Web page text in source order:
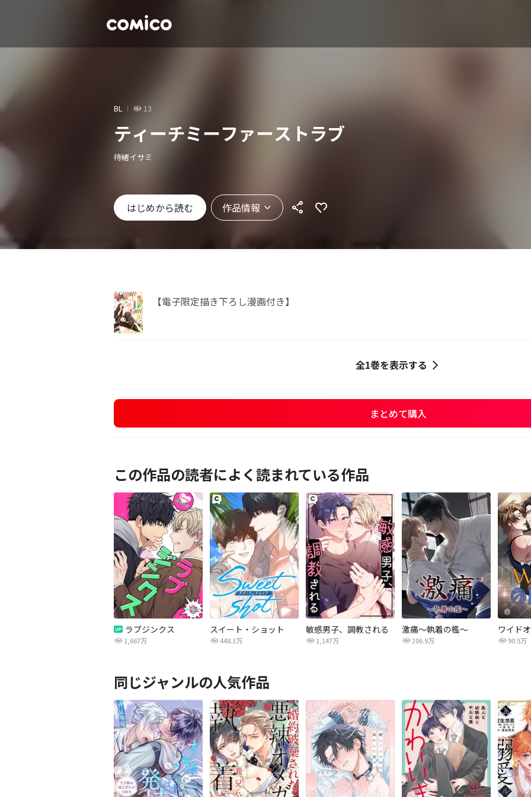
BL 13
ティーチミーファーストラブ
待緒イサミ
はじめから読む 作品情報
【電子限定描き下ろし漫画付き】
全1巻を表示する
まとめて購入
この作品の読者によく読まれている作品
ラブジンクス
1,667万
スイート・ショット
448.3万
敏感男子、調教される
1,147万
激痛～執着の檻～
206.9万 90.5万
同じジャンルの人気作品